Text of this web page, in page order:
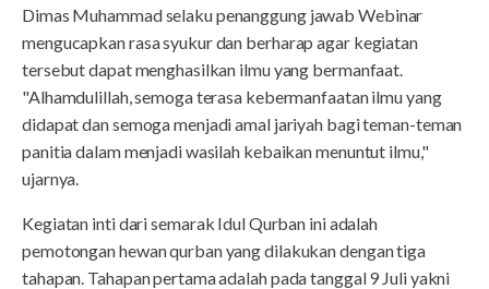
Dimas Muhammad selaku penanggung jawab Webinar
mengucapkan rasa syukur dan berharap agar kegiatan
tersebut dapat menghasilkan ilmu yang bermanfaat.
"Alhamdulillah, semoga terasa kebermanfaatan ilmu yang
didapat dan semoga menjadi amal jariyah bagi teman-teman
panitia dalam menjadi wasilah kebaikan menuntut ilmu,"
ujarnya.
Kegiatan inti dari semarak Idul Qurban ini adalah
pemotongan hewan qurban yang dilakukan dengan tiga
tahapan. Tahapan pertama adalah pada tanggal 9 Juli yakni